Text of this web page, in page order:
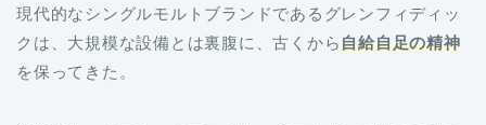
現代的なシングルモルトブランドであるグレンフィディッ
クは、大規模な設備とは裏腹に、古くから自給自足の精神
を保ってきた。